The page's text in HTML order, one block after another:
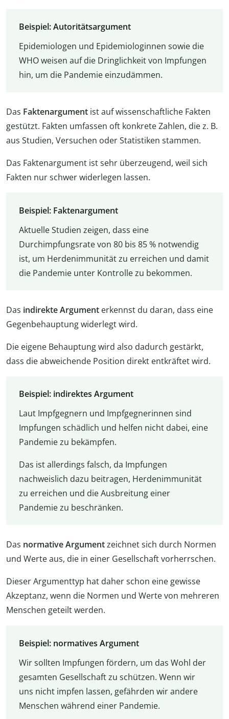
Beispiel: Autoritätsargument
Epidemiologen und Epidemiologinnen sowie die
WHO weisen auf die Dringlichkeit von Impfungen
hin, um die Pandemie einzudämmen.
Das Faktenargument ist auf wissenschaftliche Fakten
gestützt. Fakten umfassen oft konkrete Zahlen, die z. B.
aus Studien, Versuchen oder Statistiken stammen.
Das Faktenargument ist sehr überzeugend, weil sich
Fakten nur schwer widerlegen lassen.
Beispiel: Faktenargument
Aktuelle Studien zeigen, dass eine
Durchimpfungsrate von 80 bis 85 % notwendig
ist, um Herdenimmunität zu erreichen und damit
die Pandemie unter Kontrolle zu bekommen.
Das indirekte Argument erkennst du daran, dass eine
Gegenbehauptung widerlegt wird.
Die eigene Behauptung wird also dadurch gestärkt,
dass die abweichende Position direkt entkräftet wird.
Beispiel: indirektes Argument
Laut Impfgegnern und Impfgegnerinnen sind
Impfungen schädlich und helfen nicht dabei, eine
Pandemie zu bekämpfen.
Das ist allerdings falsch, da Impfungen
nachweislich dazu beitragen, Herdenimmunität
zu erreichen und die Ausbreitung einer
Pandemie zu beschränken.
Das normative Argumentzeichnet sich durch Normen
und Werte aus, die in einer Gesellschaft vorherrschen.
Dieser Argumenttyp hat daher schon eine gewisse
Akzeptanz, wenn die Normen und Werte von mehreren
Menschen geteilt werden.
Beispiel: normatives Argument
Wir sollten Impfungen fördern, um das Wohl der
gesamten Gesellschaft zu schützen. Wenn wir
uns nicht impfen lassen, gefährden wir andere
Menschen während einer Pandemie.